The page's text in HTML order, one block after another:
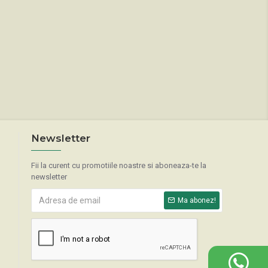
Newsletter
Fii la curent cu promotiile noastre si aboneaza-te la
newsletter
Ma abonez!